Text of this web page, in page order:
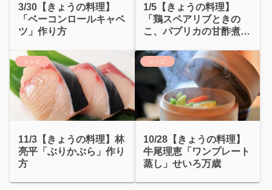
3/30【きょうの料理】
「ベーコンロールキャベ
ツ」作り方
1/5【きょうの料理】
「鶏スペアリブときの
こ、パプリカの甘酢煮」
レシピ
11/3【きょうの料理】林
亮平「ぶりかぶら」作り
方
レシピ
10/28【きょうの料理】
牛尾理恵「ワンプレート
蒸し」せいろ万歳